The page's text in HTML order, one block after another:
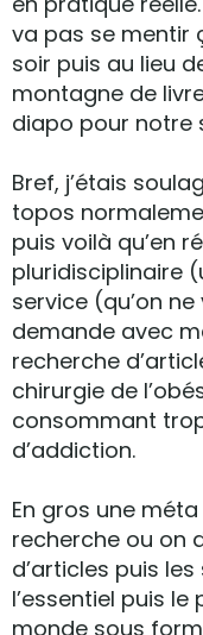
va pas se mentir
soir puis au lieu
montagne de
diapo pour notre
Bref, j’étais
topos
puis voilà qu’en
pluridisciplinaire
service (qu’on
demande avec
recherche
chirurgie de
consommant
d’addiction.
En gros une
recherche ou on
d’articles puis
l’essentiel puis
monde sous